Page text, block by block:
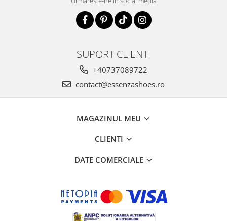
SUPORT CLIENTI
+40737089722
contact@essenzashoes.ro
MAGAZINUL MEU
CLIENTI
DATE COMERCIALE